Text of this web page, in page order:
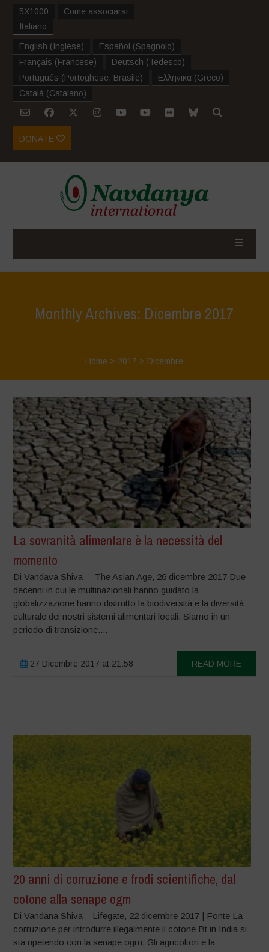
5X1000
Come associarsi
Italiano
English (Inglese) Español (Spagnolo)
Français (Francese) Deutsch (Tedesco)
Português (Portoghese, Brasile) Ελληνικα (Greco)
Català (Catalano)
DONATE
Monthly Archives: Dicembre 2017
Home > 2017 > Dicembre
La sovranità alimentare è la necessità del
momento
Di Vandava Shiva – The Asian Age, 26 dicembre 2017 Due
decenni in cui le multinazionali hanno guidato la
globalizzazione hanno distrutto la biodiversità e la diversità
culturale dei nostri sistemi alimentari locali. Siamo in un
periodo di transizione....
27 Dicembre 2017 at 21:58 READ MORE
20 anni di corruzione e frodi scientifiche, dal
cotone alla senape ogm
Di Vandana Shiva – Lifegate, 22 dicembre 2017 | Fonte La
corruzione per introdurre illegalmente il cotone Bt in India si
sta ripetendo con la senape ogm. Gli agricoltori e la